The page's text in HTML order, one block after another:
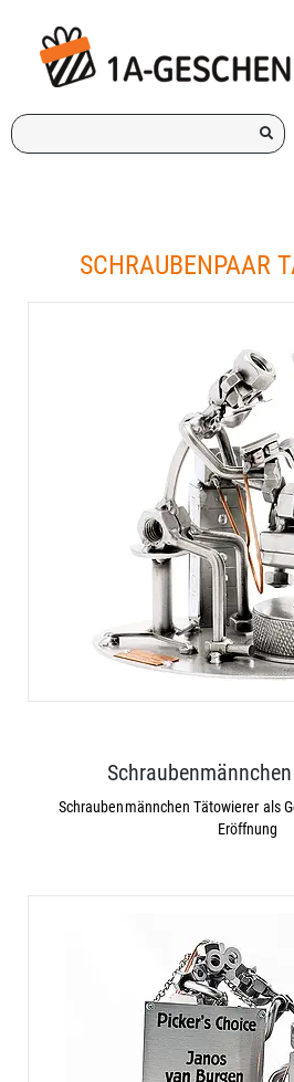
Ich
suche
SCHRAUBENPAAR
Schraubenmännchen Tätowierer als
Eröffnung